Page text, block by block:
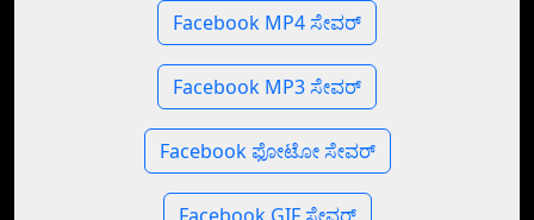
Facebook MP4 ಸೇವರ್
Facebook MP3 ಸೇವರ್
Facebook ಫೋಟೋ ಸೇವರ್